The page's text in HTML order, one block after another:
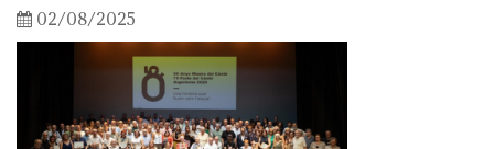
02/08/2025